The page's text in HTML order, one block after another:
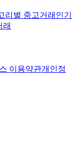
리별 중고거래 인기
래
이용약관개인정